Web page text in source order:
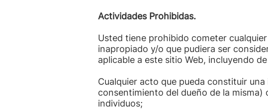
Actividades Prohibidas.
Usted tiene prohibido cometer
inapropiado y/o que pudiera ser
aplicable a este sitio Web, incluyendo
Cualquier acto que pueda constituir
consentimiento del dueño de la
individuos;